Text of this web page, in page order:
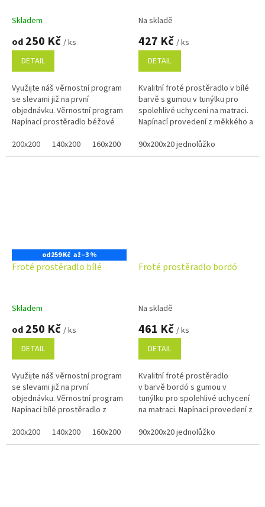
Skladem
od 250 Kč / ks
DETAIL
Využijte náš věrnostní program
se slevami již na první
objednávku. Věrnostní program
Napínací prostěradlo béžové
pleteniny a nabízíme ho v...
200x200 140x200 160x200 100x200 120x200 90x200
Na skladě
427 Kč / ks
DETAIL
Kvalitní froté prostěradlo v bílé
barvě s gumou v tunýlku pro
spolehlivé uchycení na matraci.
Napínací provedení z měkkého a
gramáží 220...
90x200x20 jednolůžko
od259 Kč až–3 %
Froté prostěradlo bílé
Skladem
od 250 Kč / ks
DETAIL
Využijte náš věrnostní program
se slevami již na první
objednávku. Věrnostní program
Napínací bílé prostěradlo z
rozměrech.
200x200 140x200 160x200 80x200 100x200 120x200
Froté prostěradlo bordó
Na skladě
461 Kč / ks
DETAIL
Kvalitní froté prostěradlo
v barvě bordó s gumou v
tunýlku pro spolehlivé uchycení
na matraci. Napínací provedení z
vysokou gramáží 220...
90x200x20 jednolůžko